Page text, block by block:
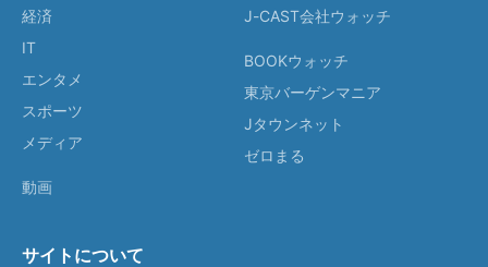
経済
IT
エンタメ
スポーツ
メディア
動画
J-CAST会社ウォッチ
BOOKウォッチ
東京バーゲンマニア
Jタウンネット
ゼロまる
サイトについて